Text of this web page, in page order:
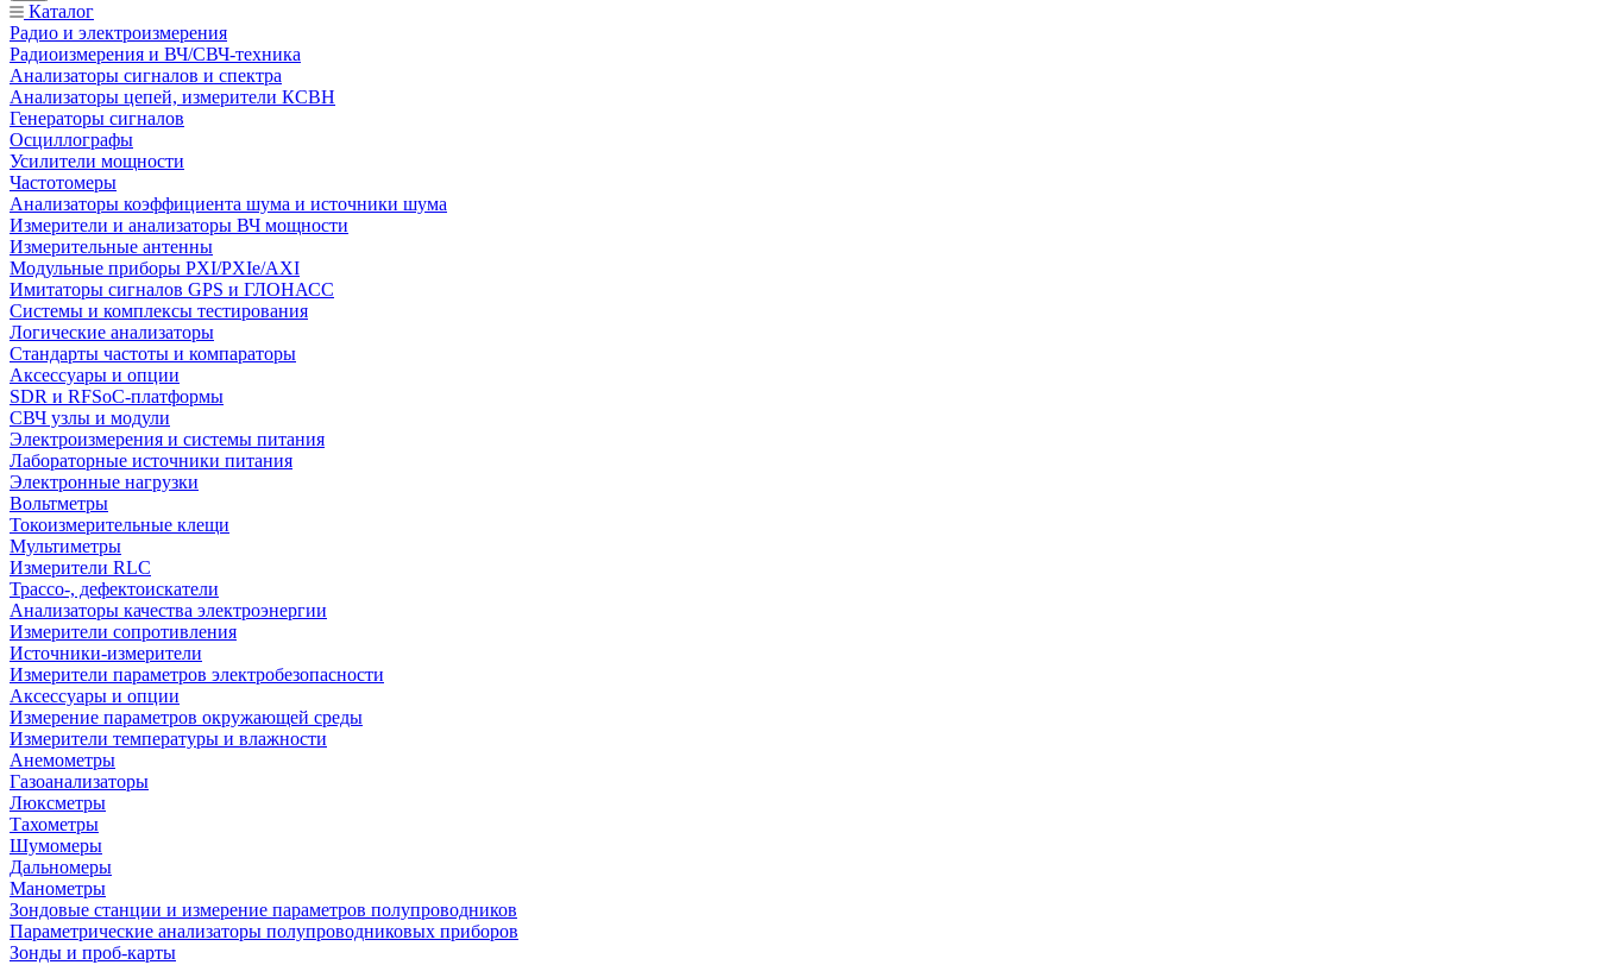
Каталог
Радио и электроизмерения
Радиоизмерения и ВЧ/СВЧ-техника
Анализаторы сигналов и спектра
Анализаторы цепей, измерители КСВН
Генераторы сигналов
Осциллографы
Усилители мощности
Частотомеры
Анализаторы коэффициента шума и источники шума
Измерители и анализаторы ВЧ мощности
Измерительные антенны
Модульные приборы PXI/PXIe/AXI
Имитаторы сигналов GPS и ГЛОНАСС
Системы и комплексы тестирования
Логические анализаторы
Стандарты частоты и компараторы
Аксессуары и опции
SDR и RFSoC‑платформы
СВЧ узлы и модули
Электроизмерения и системы питания
Лабораторные источники питания
Электронные нагрузки
Вольтметры
Токоизмерительные клещи
Мультиметры
Измерители RLC
Трассо-, дефектоискатели
Анализаторы качества электроэнергии
Измерители сопротивления
Источники-измерители
Измерители параметров электробезопасности
Аксессуары и опции
Измерение параметров окружающей среды
Измерители температуры и влажности
Анемометры
Газоанализаторы
Люксметры
Тахометры
Шумомеры
Дальномеры
Манометры
Зондовые станции и измерение параметров полупроводников
Параметрические анализаторы полупроводниковых приборов
Зонды и проб-карты